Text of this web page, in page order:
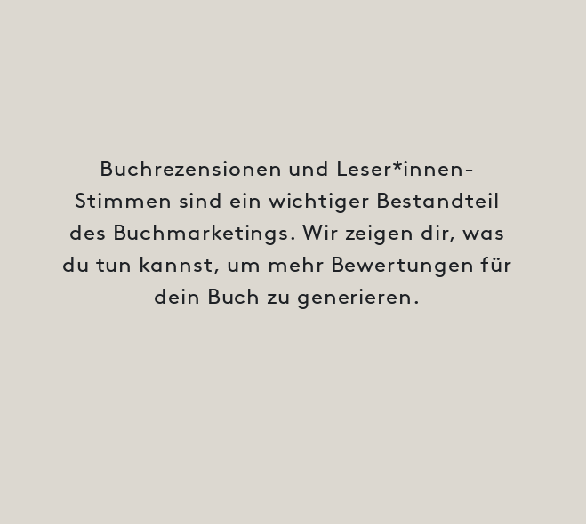
Buchrezensionen und Leser*innen-
Stimmen sind ein wichtiger Bestandteil
des Buchmarketings. Wir zeigen dir, was
du tun kannst, um mehr Bewertungen für
dein Buch zu generieren.